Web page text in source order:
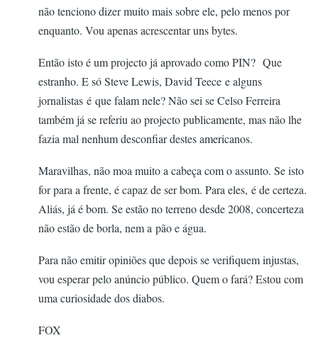
não tenciono dizer muito mais sobre ele, pelo menos por
enquanto. Vou apenas acrescentar uns bytes.
Então isto é um projecto já aprovado como PIN? Que
estranho. E só Steve Lewis, David Teece e alguns
jornalistas é que falam nele? Não sei se Celso Ferreira
também já se referiu ao projecto publicamente, mas não lhe
fazia mal nenhum desconfiar destes americanos.
Maravilhas, não moa muito a cabeça com o assunto. Se isto
for para a frente, é capaz de ser bom. Para eles, é de certeza.
Aliás, já é bom. Se estão no terreno desde 2008, concerteza
não estão de borla, nem a pão e água.
Para não emitir opiniões que depois se verifiquem injustas,
vou esperar pelo anúncio público. Quem o fará? Estou com
uma curiosidade dos diabos.
FOX